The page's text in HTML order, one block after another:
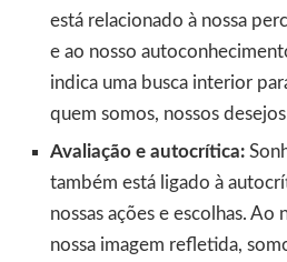
está relacionado à nossa
e ao nosso
indica uma busca interior
quem somos, nossos
Avaliação e autocrítica:
também está ligado à
nossas ações e escolhas. Ao
nossa imagem refletida,